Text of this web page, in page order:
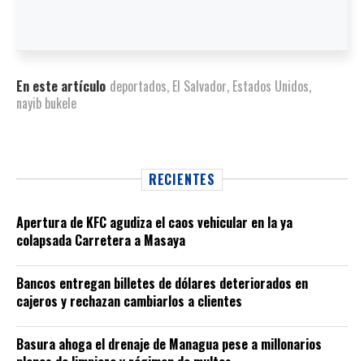
En este artículo deportados, El Salvador, Estados Unidos,
nayib bukele
RECIENTES
Apertura de KFC agudiza el caos vehicular en la ya
colapsada Carretera a Masaya
Bancos entregan billetes de dólares deteriorados en
cajeros y rechazan cambiarlos a clientes
Basura ahoga el drenaje de Managua pese a millonarios